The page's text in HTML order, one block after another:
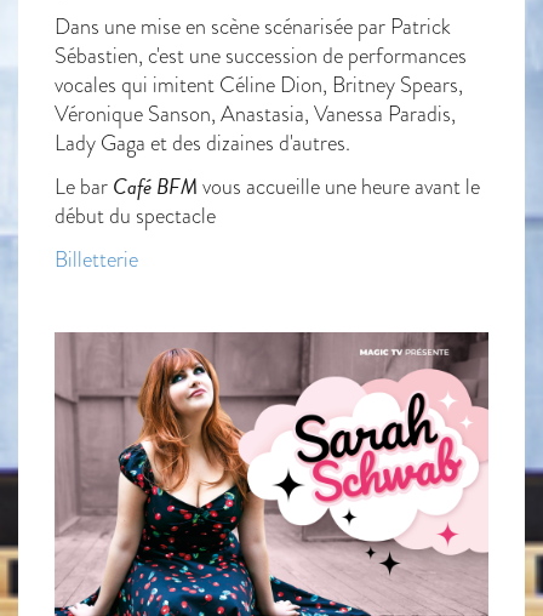
Dans une mise en scène scénarisée par Patrick
Sébastien, c'est une succession de performances
vocales qui imitent Céline Dion, Britney Spears,
Véronique Sanson, Anastasia, Vanessa Paradis,
Lady Gaga et des dizaines d'autres.
Le bar Café BFM vous accueille une heure avant le
début du spectacle
Billetterie